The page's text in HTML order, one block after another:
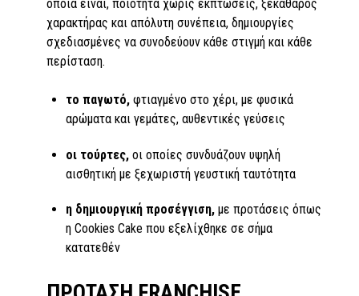
οποία είναι, ποιότητα χωρίς εκπτώσεις, ξεκάθαρος
χαρακτήρας και απόλυτη συνέπεια, δημιουργίες
σχεδιασμένες να συνοδεύουν κάθε στιγμή και κάθε
περίσταση.
το παγωτό, φτιαγμένο στο χέρι, με φυσικά
αρώματα και γεμάτες, αυθεντικές γεύσεις
οι τούρτες, οι οποίες συνδυάζουν υψηλή
αισθητική με ξεχωριστή γευστική ταυτότητα
η δημιουργική προσέγγιση, με προτάσεις όπως
η Cookies Cake που εξελίχθηκε σε σήμα
κατατεθέν